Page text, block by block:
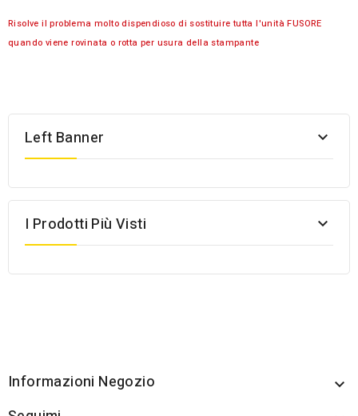
Risolve il problema molto dispendioso di sostituire tutta l'unità FUSORE
quando viene rovinata o rotta per usura della stampante
Left Banner 
I Prodotti Più Visti 
Informazioni Negozio 